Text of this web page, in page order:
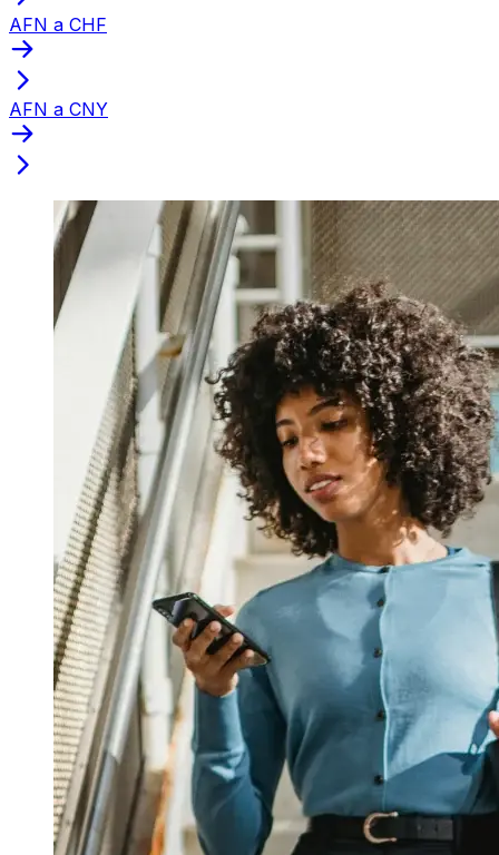
AFN a CHF
AFN a CNY